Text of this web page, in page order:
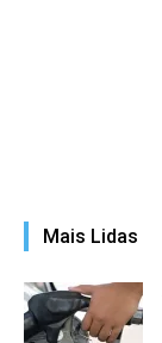
Mais Lidas